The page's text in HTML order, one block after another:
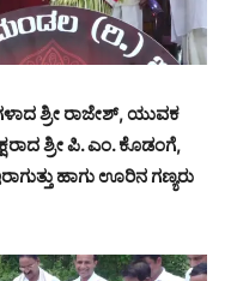
ಶ್ರೀ ರಾಜೇಶ್, ಯುವಕ
ಶ್ರೀ ಪಿ. ಎಂ. ಕೊಡಂಗೆ,
ಹಾಗು ಊರಿನ ಗಣ್ಯರು